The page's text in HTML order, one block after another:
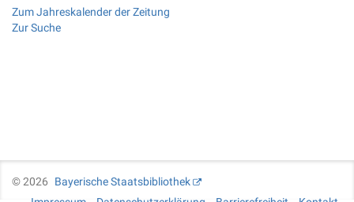
Zum Jahreskalender der Zeitung
Zur Suche
©2026
Bayerische Staatsbibliothek